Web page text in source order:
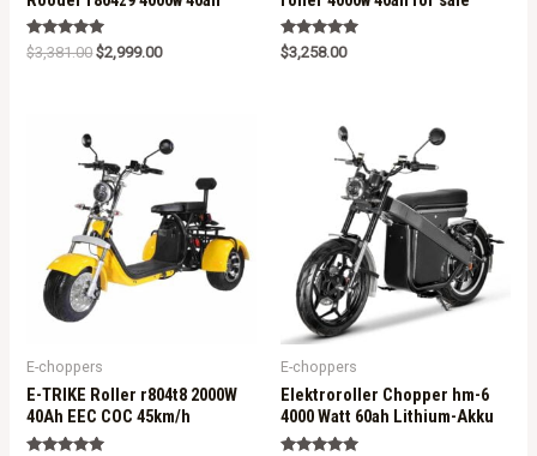
Rated
5.00
$3,381.00 $2,999.00
Rated
5.00
$3,258.00
E-choppers
E-TRIKE Roller r804t8 2000W
40Ah EEC COC 45km/h
E-choppers
Elektroroller Chopper hm-6
4000 Watt 60ah Lithium-Akku